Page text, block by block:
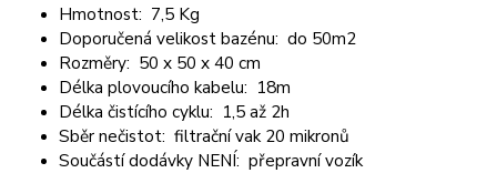
Hmotnost: 7,5 Kg
Doporučená velikost bazénu:do 50m2
Rozměry: 50 x 50 x 40 cm
Délka plovoucího kabelu: 18m
Délka čistícího cyklu: 1,5 až 2h
Sběr nečistot:filtrační vak 20 mikronů
Součástí dodávky NENÍ:přepravní vozík